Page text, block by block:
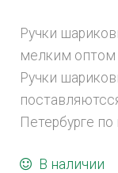
Ручки
мелким оптом
Ручки
Петербурге по
В наличии